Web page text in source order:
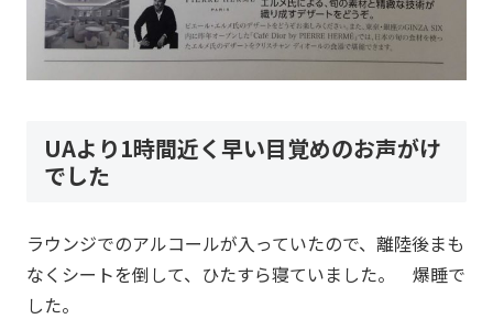
UAより1時間近く早い目覚めのお声がけ
でした
ラウンジでのアルコールが入っていたので、離陸後まも
なくシートを倒して、ひたすら寝ていました。 爆睡で
した。